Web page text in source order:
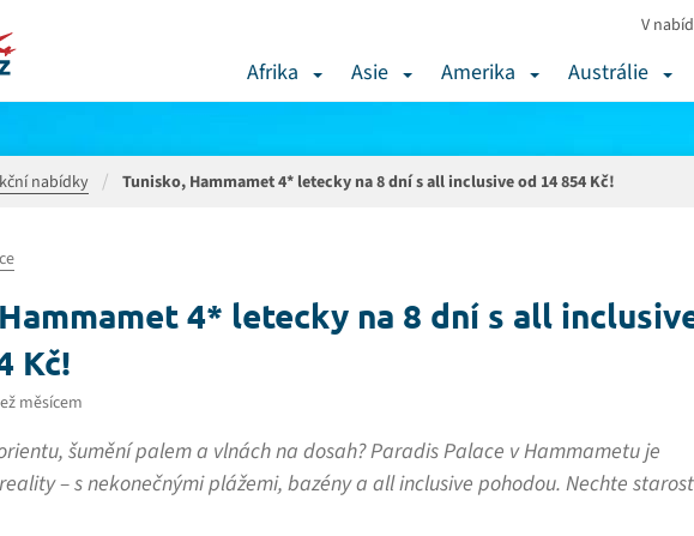
V
Afrika Asie Amerika Austrálie
nabídky Tunisko, Hammamet 4* letecky na 8 dní s all inclusive od 14 854 Kč!
4* letecky na 8 dní s all
Kč!
měsícem
šumění palem a vlnách na dosah? Paradis Palace v Hammametu je
– s nekonečnými plážemi, bazény a all inclusive pohodou. Nechte